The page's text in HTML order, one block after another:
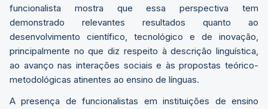
funcionalista mostra que essa perspectiva tem
demonstrado relevantes resultados quanto ao
desenvolvimento científico, tecnológico e de inovação,
principalmente no que diz respeito à descrição linguística,
ao avanço nas interações sociais e às propostas teórico-
metodológicas atinentes ao ensino de línguas.
A presença de funcionalistas em instituições de ensino